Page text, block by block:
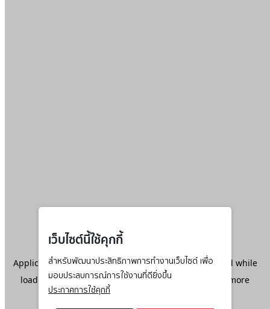
เว็บไซต์นี้ใช้คุกกี้
สำหรับพัฒนาประสิทธิภาพการทำงานเว็บไซต์ เพื่อ
มอบประสบการณ์การใช้งานที่ดียิ่งขึ้น
ประกาศการใช้คุกกี้
Application error: aclient-side exception has occurred while
loadingwww.ktc.co.th(see the browser console
for more
information).